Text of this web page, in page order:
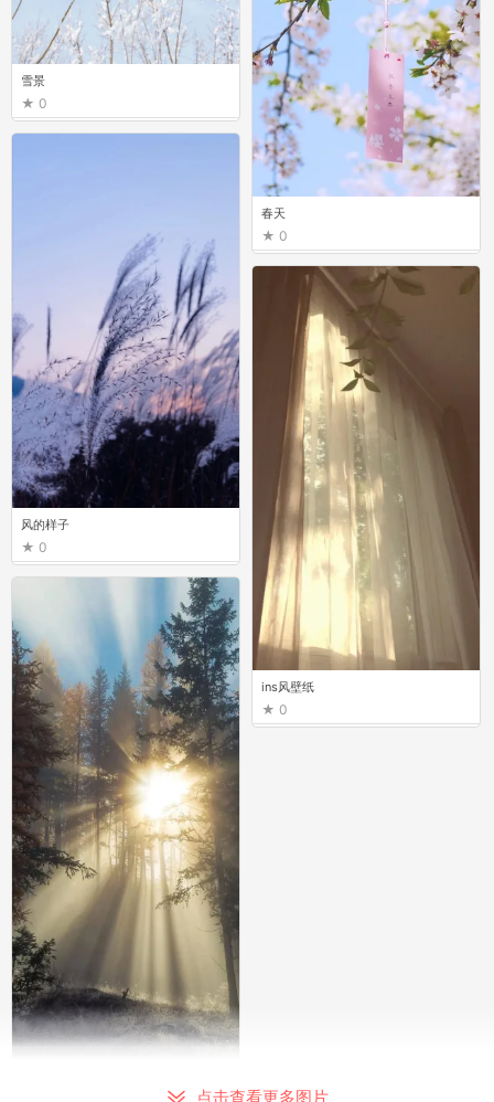
点击查看更多图片
雪景
0
ins风壁纸
0
春天
0
风的样子
0